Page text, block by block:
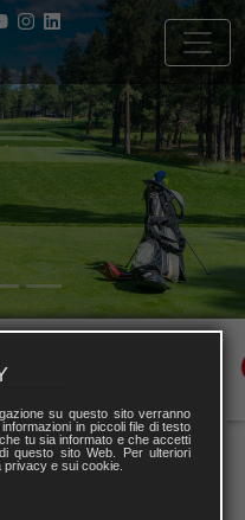
su questo sito verranno
in piccoli file di testo
tu sia informato e che accetti
questo sito Web. Per ulteriori
privacy e sui cookie.